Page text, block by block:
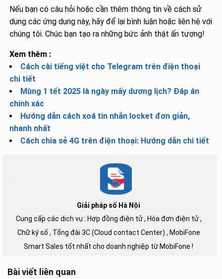
Nếu bạn có câu hỏi hoặc cần thêm thông tin về cách sử
dụng các ứng dụng này, hãy để lại bình luận hoặc liên hệ với
chúng tôi. Chúc bạn tạo ra những bức ảnh thật ấn tượng!
Xem thêm :
Cách cài tiếng việt cho Telegram trên điện thoại
chi tiết
Mùng 1 tết 2025 là ngày mấy dương lịch? Đáp án
chính xác
Hướng dẫn cách xoá tin nhắn locket đơn giản,
nhanh nhất
Cách chia sẻ 4G trên điện thoại: Hướng dẫn chi tiết
Giải pháp số Hà Nội
Cung cấp các dịch vụ : Hợp đồng điện tử , Hóa đơn điện tử ,
Chữ ký số , Tổng đài 3C (Cloud contact Center) , MobiFone
Smart Sales tốt nhất cho doanh nghiệp từ MobiFone !
Bài viết liên quan